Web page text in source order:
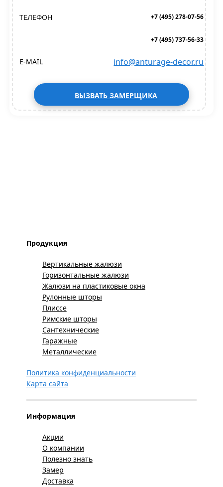
ТЕЛЕФОН +7 (495) 278-07-56
+7 (495) 737-56-33
E-MAIL info@anturage-decor.ru
ВЫЗВАТЬ ЗАМЕРЩИКА
Продукция
Вертикальные жалюзи
Горизонтальные жалюзи
Жалюзи на пластиковые окна
Рулонные шторы
Плиссе
Римские шторы
Сантехнические
Гаражные
Металлические
Политика конфиденциальности
Карта сайта
Информация
Акции
О компании
Полезно знать
Замер
Доставка